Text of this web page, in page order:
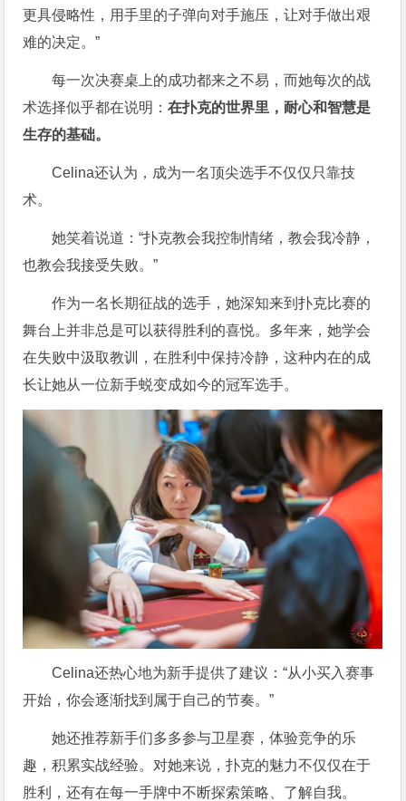
更具侵略性，用手里的子弹向对手施压，让对手做出艰
难的决定。”
每一次决赛桌上的成功都来之不易，而她每次的战
术选择似乎都在说明：在扑克的世界里，耐心和智慧是
生存的基础。
Celina还认为，成为一名顶尖选手不仅仅只靠技
术。
她笑着说道：“扑克教会我控制情绪，教会我冷静，
也教会我接受失败。”
作为一名长期征战的选手，她深知来到扑克比赛的
舞台上并非总是可以获得胜利的喜悦。多年来，她学会
在失败中汲取教训，在胜利中保持冷静，这种内在的成
长让她从一位新手蜕变成如今的冠军选手。
Celina还热心地为新手提供了建议：“从小买入赛事
开始，你会逐渐找到属于自己的节奏。”
她还推荐新手们多多参与卫星赛，体验竞争的乐
趣，积累实战经验。对她来说，扑克的魅力不仅仅在于
胜利，还有在每一手牌中不断探索策略、了解自我。